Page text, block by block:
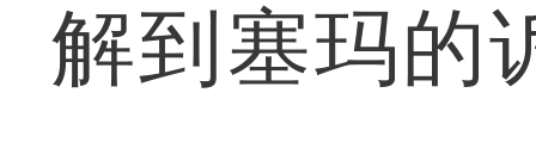
解到塞玛的